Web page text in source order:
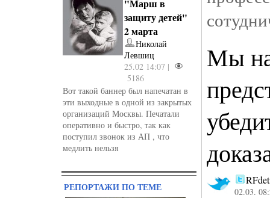
"Марш в
защиту детей"
2 марта
Николай
Левшиц
25.02 14:07 |
5186
Вот такой баннер был напечатан в
эти выходные в одной из закрытых
организаций Москвы. Печатали
оперативно и быстро, так как
поступил звонок из АП , что
медлить нельзя
РЕПОРТАЖИ ПО ТЕМЕ
Мы
02.03.